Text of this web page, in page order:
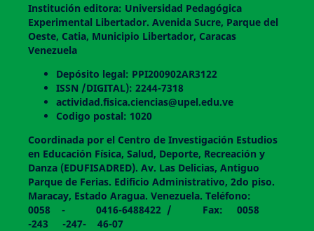
Institución editora: Universidad Pedagógica
Experimental Libertador. Avenida Sucre, Parque del
Oeste, Catia, Municipio Libertador, Caracas
Venezuela
Depósito legal: PPI200902AR3122
ISSN /DIGITAL): 2244-7318
actividad.fisica.ciencias@upel.edu.ve
Codigo postal: 1020
Coordinada por el Centro de Investigación Estudios
en Educación Física, Salud, Deporte, Recreación y
Danza (EDUFISADRED). Av. Las Delicias, Antiguo
Parque de Ferias. Edificio Administrativo, 2do piso.
Maracay, Estado Aragua. Venezuela. Teléfono:
0058 - 0416-6488422 / Fax: 0058
-243 -247- 46-07